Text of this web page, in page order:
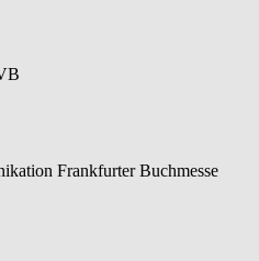
Frankfurter Buchmesse